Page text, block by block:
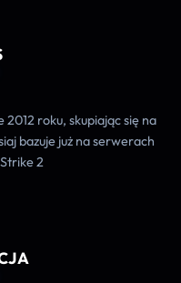
roku, skupiając się na
bazuje już na serwerach
2